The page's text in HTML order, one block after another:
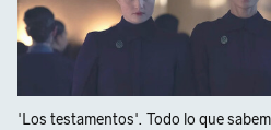
'Los testamentos'. Todo lo que